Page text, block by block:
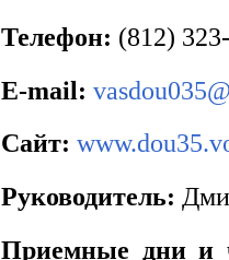
Телефон: (812)
E-mail:
Сайт:
Руководитель:
Приемные дни и